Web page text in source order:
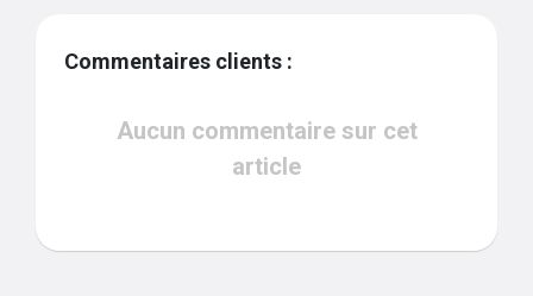
Commentaires clients :
Aucun commentaire sur cet
article